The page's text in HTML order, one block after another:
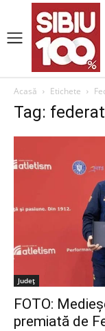
Acasă Etichete
Tag:
Judeţ
FOTO:
premiată de